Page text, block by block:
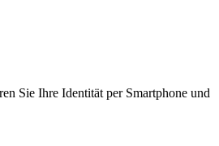
Sie Ihre Identität per Smartphone und